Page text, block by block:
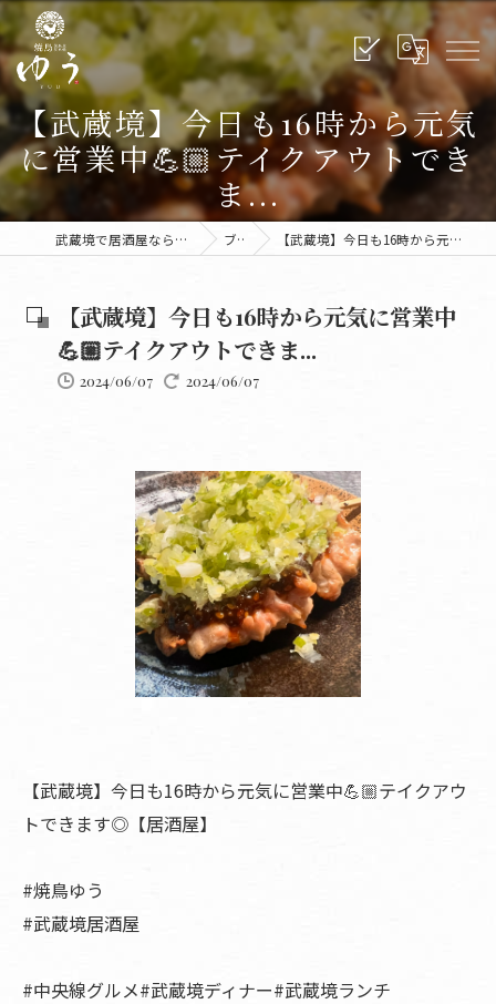
【武蔵境】今日も16時から元気
に営業中💪🏼テイクアウトでき
ま...
武蔵境で居酒屋なら炭火焼鳥ゆう 武蔵境本店 ブログ 【武蔵境】今日も16時から元気に営業中💪🏼テイクアウトできま...
【武蔵境】今日も16時から元気に営業中
💪🏼テイクアウトできま...
2024/06/07 2024/06/07
【武蔵境】今日も16時から元気に営業中💪🏼テイクアウ
トできます◎【居酒屋】
#焼鳥ゆう
#武蔵境居酒屋
#中央線グルメ#武蔵境ディナー#武蔵境ランチ